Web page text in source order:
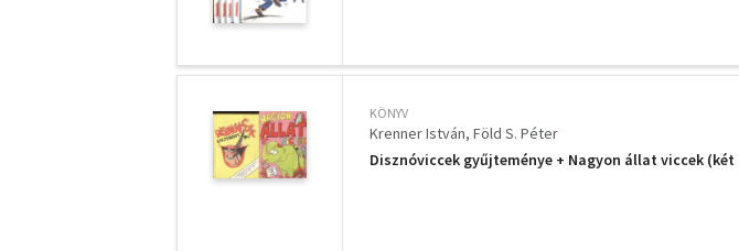
KÖNYV
Krenner István Föld S. Péter
Disznóviccek gyűjteménye + Nagyon állat viccek